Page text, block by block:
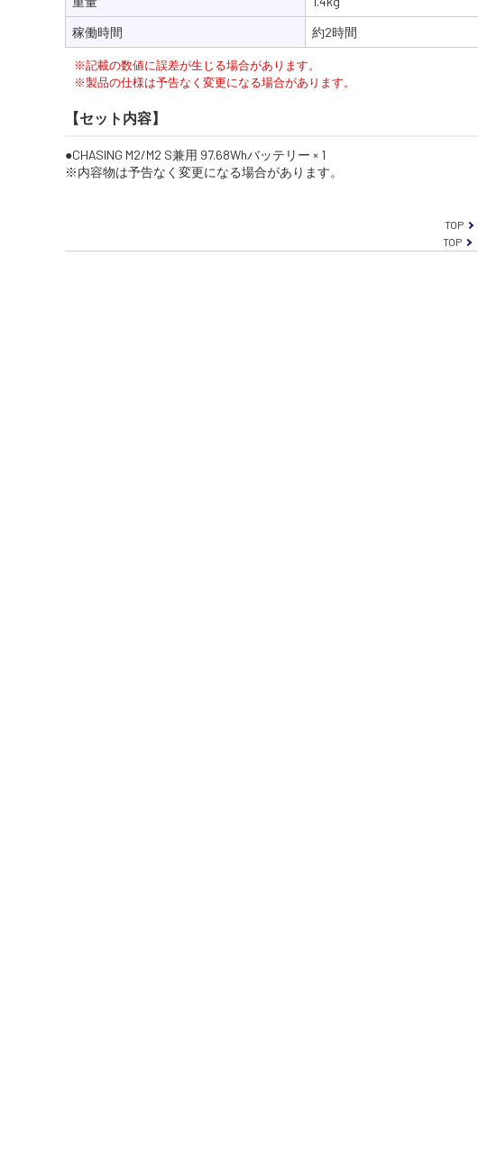
稼働時間
約2時間
※記載の数値に誤差が生じる場合があります。
※製品の仕様は予告なく変更になる場合があります。
【セット内容】
CHASING M2/M2 S兼用 97.68Whバッテリー × 1
※内容物は予告なく変更になる場合があります。
TOP
TOP